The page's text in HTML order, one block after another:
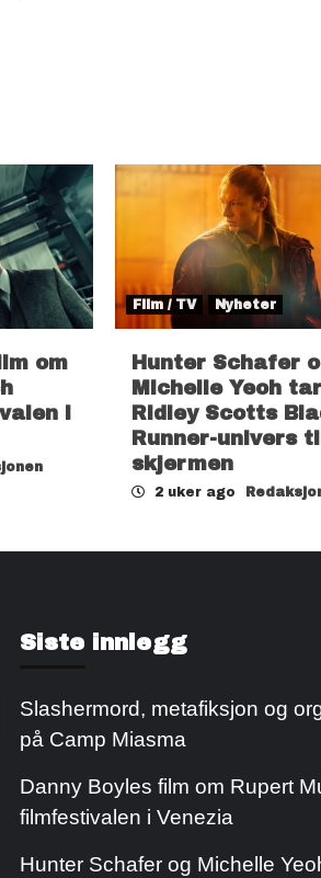
om
i
Film / TV Nyheter
Hunter Schafer
Michelle Yeoh tar
Ridley Scotts
Runner-univers
skjermen
2 uker ago
Siste innlegg
Slashermord, metafiksjon og
på Camp Miasma
Danny Boyles film om Rupert
filmfestivalen i Venezia
Hunter Schafer og Michelle